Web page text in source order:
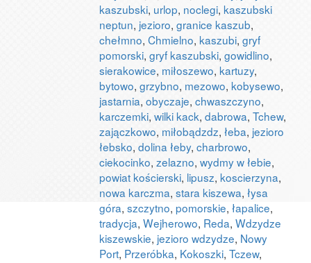
kaszubski, urlop, noclegi, kaszubski
neptun, jezioro, granice kaszub,
chełmno, Chmielno, kaszubi, gryf
pomorski, gryf kaszubski, gowidlino,
sierakowice, miłoszewo, kartuzy,
bytowo, grzybno, mezowo, kobysewo,
jastarnia, obyczaje, chwaszczyno,
karczemki, wilki kack, dabrowa, Tchew,
zajączkowo, miłobądzdz, łeba, jezioro
łebsko, dolina łeby, charbrowo,
ciekocinko, zelazno, wydmy w łebie,
powiat kościerski, lipusz, koscierzyna,
nowa karczma, stara kiszewa, łysa
góra, szczytno, pomorskie, łapalice,
tradycja, Wejherowo, Reda, Wdzydze
kiszewskie, jezioro wdzydze, Nowy
Port, Przeróbka, Kokoszki, Tczew,